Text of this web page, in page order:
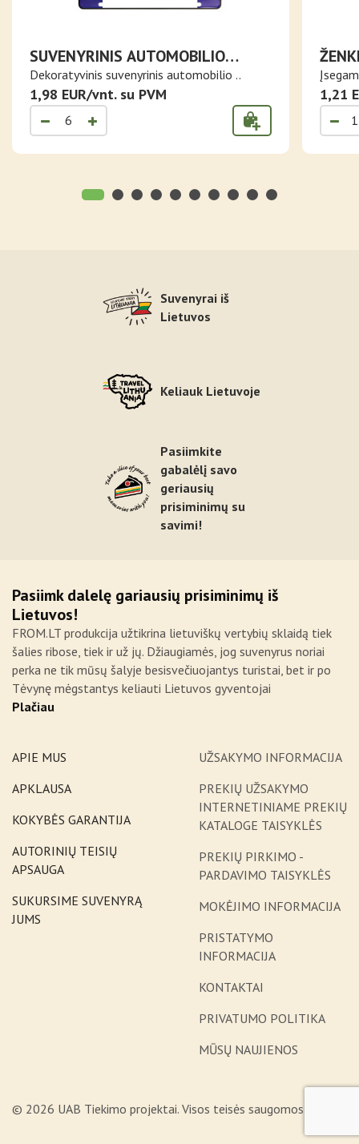
SUVENYRINIS AUTOMOBILIO
NUMERIO ŽENKLAS LIETUVA
Dekoratyvinis suvenyrinis automobilio ..
1,98 EUR/vnt. su PVM 1,21
Suvenyrai iš
Lietuvos
Keliauk Lietuvoje
Pasiimkite
gabalėlį savo
geriausių
prisiminimų su
savimi!
Pasiimk dalelę gariausių prisiminimų iš
Lietuvos!
FROM.LT produkcija užtikrina lietuviškų vertybių sklaidą tiek
šalies ribose, tiek ir už jų. Džiaugiamės, jog suvenyrus noriai
perka ne tik mūsų šalyje besisvečiuojantys turistai, bet ir po
Tėvynę mėgstantys keliauti Lietuvos gyventojai
Plačiau
APIE MUS
APKLAUSA
KOKYBĖS GARANTIJA
AUTORINIŲ TEISIŲ
APSAUGA
SUKURSIME SUVENYRĄ
JUMS
UŽSAKYMO INFORMACIJA
PREKIŲ UŽSAKYMO
INTERNETINIAME PREKIŲ
KATALOGE TAISYKLĖS
PREKIŲ PIRKIMO -
PARDAVIMO TAISYKLĖS
MOKĖJIMO INFORMACIJA
PRISTATYMO
INFORMACIJA
KONTAKTAI
PRIVATUMO POLITIKA
MŪSŲ NAUJIENOS
© 2026 UAB Tiekimo projektai. Visos teisės saugomos